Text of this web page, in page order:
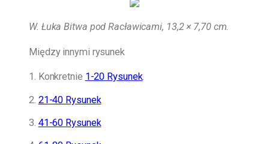
W. Łuka Bitwa pod Racławicami, 13,2 × 7,70 cm.
Między innymi rysunek
1. Konkretnie 1-20 Rysunek.
2. 21-40 Rysunek
3. 41-60 Rysunek